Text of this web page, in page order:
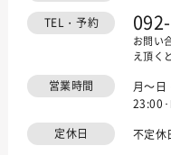
TEL・予約
お問い
え頂く
営業時間
月～日
23:00
定休日
不定休